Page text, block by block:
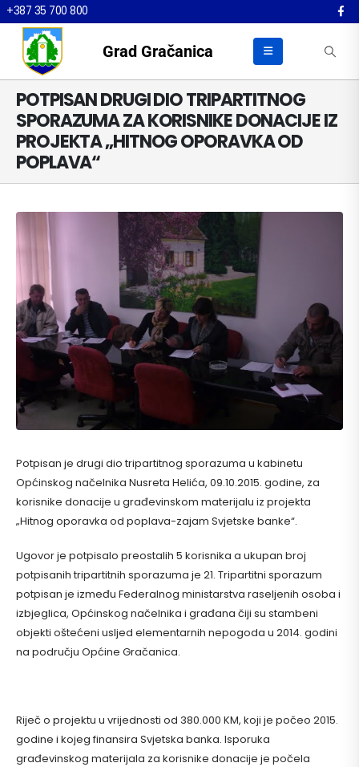
+387 35 700 800
Grad Gračanica
POTPISAN DRUGI DIO TRIPARTITNOG
SPORAZUMA ZA KORISNIKE DONACIJE IZ
PROJEKTA „HITNOG OPORAVKA OD
POPLAVA“
Potpisan je drugi dio tripartitnog sporazuma u kabinetu
Općinskog načelnika Nusreta Helića, 09.10.2015. godine, za
korisnike donacije u građevinskom materijalu iz projekta
„Hitnog oporavka od poplava-zajam Svjetske banke“.
Ugovor je potpisalo preostalih 5 korisnika a ukupan broj
potpisanih tripartitnih sporazuma je 21. Tripartitni sporazum
potpisan je između Federalnog ministarstva raseljenih osoba i
izbjeglica, Općinskog načelnika i građana čiji su stambeni
objekti oštećeni usljed elementarnih nepogoda u 2014. godini
na području Općine Gračanica.
Riječ o projektu u vrijednosti od 380.000 KM, koji je počeo 2015.
godine i kojeg finansira Svjetska banka. Isporuka
građevinskog materijala za korisnike donacije je počela